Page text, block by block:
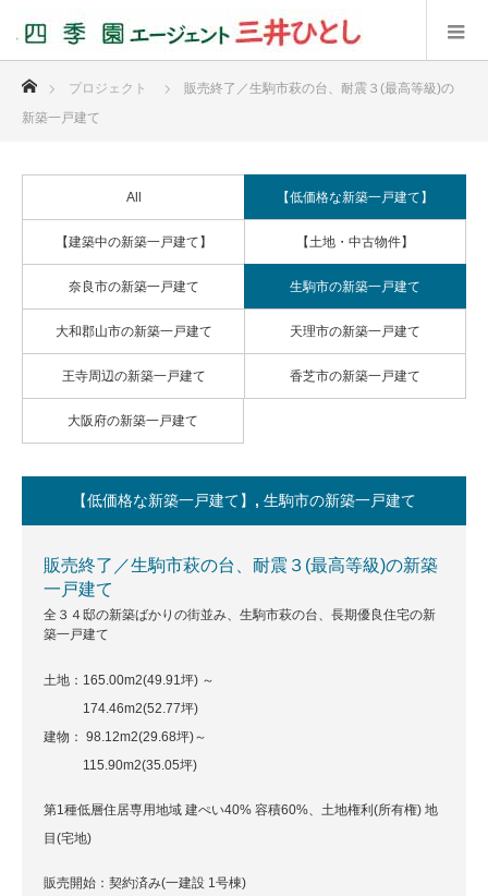
プロジェクト
販売終了／生駒市萩の台、耐震３(最高等級)の
新築一戸建て
All 【低価格な新築一戸建て】
【建築中の新築一戸建て】 【土地・中古物件】
奈良市の新築一戸建て 生駒市の新築一戸建て
大和郡山市の新築一戸建て 天理市の新築一戸建て
王寺周辺の新築一戸建て 香芝市の新築一戸建て
大阪府の新築一戸建て
【低価格な新築一戸建て】 , 生駒市の新築一戸建て
販売終了／生駒市萩の台、耐震３(最高等級)の新築
一戸建て
全３４邸の新築ばかりの街並み、生駒市萩の台、長期優良住宅の新
築一戸建て
土地：165.00m2(49.91坪) ～
174.46m2(52.77坪)
建物： 98.12m2(29.68坪)～
115.90m2(35.05坪)
第1種低層住居専用地域 建ぺい40% 容積60%、土地権利(所有権) 地
目(宅地)
販売開始：契約済み(一建設 1号棟)